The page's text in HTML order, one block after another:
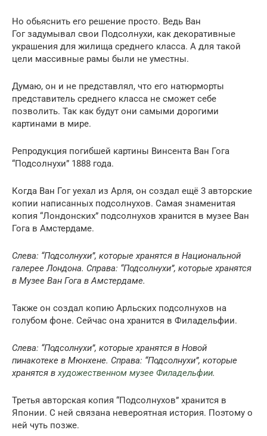
Но обьяснить его решение просто. Ведь Ван
Гог задумывал свои Подсолнухи, как декоративные
украшения для жилища среднего класса. А для такой
цели массивные рамы были не уместны.
Думаю, он и не представлял, что его натюрморты
представитель среднего класса не сможет себе
позволить. Так как будут они самыми дорогими
картинами в мире.
Репродукция погибшей картины Винсента Ван Гога
“Подсолнухи” 1888 года.
Когда Ван Гог уехал из Арля, он создал ещё 3 авторские
копии написанных подсолнухов. Самая знаменитая
копия “Лондонских” подсолнухов хранится в музее Ван
Гога в Амстердаме.
Слева: “Подсолнухи”, которые хранятся в Национальной
галерее Лондона. Справа: “Подсолнухи”, которые хранятся
в Музее Ван Гога в Амстердаме.
Также он создал копию Арльских подсолнухов на
голубом фоне. Сейчас она хранится в Филадельфии.
Слева: “Подсолнухи”, которые хранятся в Новой
пинакотеке в Мюнхене. Справа: “Подсолнухи”, которые
хранятся в художественном музее Филадельфии.
Третья авторская копия “Подсолнухов” хранится в
Японии. С ней связана невероятная история. Поэтому о
ней чуть позже.